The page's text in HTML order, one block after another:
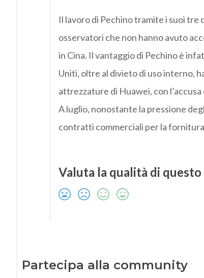
Il lavoro di Pechino tramite i suoi
osservatori che non hanno avuto
in Cina. Il vantaggio di Pechino è
Uniti, oltre al divieto di uso interno,
attrezzature di Huawei, con
A luglio, nonostante la pressione
contratti commerciali per la
Valuta la qualità di
Partecipa alla community